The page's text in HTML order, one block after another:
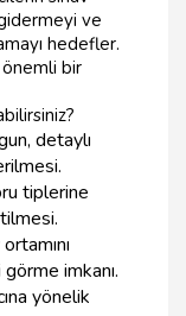
ve
hedefler.
önemli bir
detaylı
tiplerine
imkanı.
yönelik